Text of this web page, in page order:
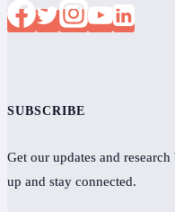
SUBSCRIBE
Get our updates and
up and stay connected.